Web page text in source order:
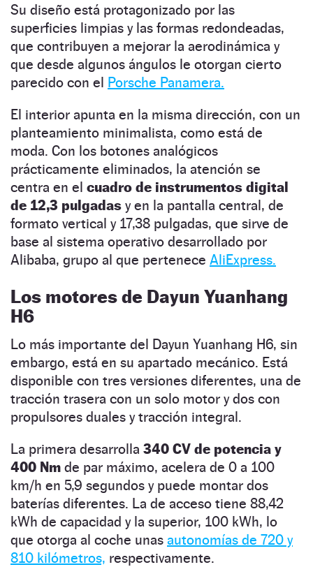
Su diseño está protagonizado por las
superficies limpias y las formas redondeadas,
que contribuyen a mejorar la aerodinámica y
que desde algunos ángulos le otorgan cierto
parecido con el Porsche Panamera.
El interior apunta en la misma dirección, con un
planteamiento minimalista, como está de
moda. Con los botones analógicos
prácticamente eliminados, la atención se
centra en el cuadro de instrumentos digital
de 12,3 pulgadas y en la pantalla central, de
formato vertical y 17,38 pulgadas, que sirve de
base al sistema operativo desarrollado por
Alibaba, grupo al que pertenece AliExpress.
Los motores de Dayun Yuanhang
H6
Lo más importante del Dayun Yuanhang H6, sin
embargo, está en su apartado mecánico. Está
disponible con tres versiones diferentes, una de
tracción trasera con un solo motor y dos con
propulsores duales y tracción integral.
La primera desarrolla 340 CV de potencia y
400 Nm de par máximo, acelera de 0 a 100
km/h en 5,9 segundos y puede montar dos
baterías diferentes. La de acceso tiene 88,42
kWh de capacidad y la superior, 100 kWh, lo
que otorga al coche unas autonomías de 720 y
810 kilómetros, respectivamente.